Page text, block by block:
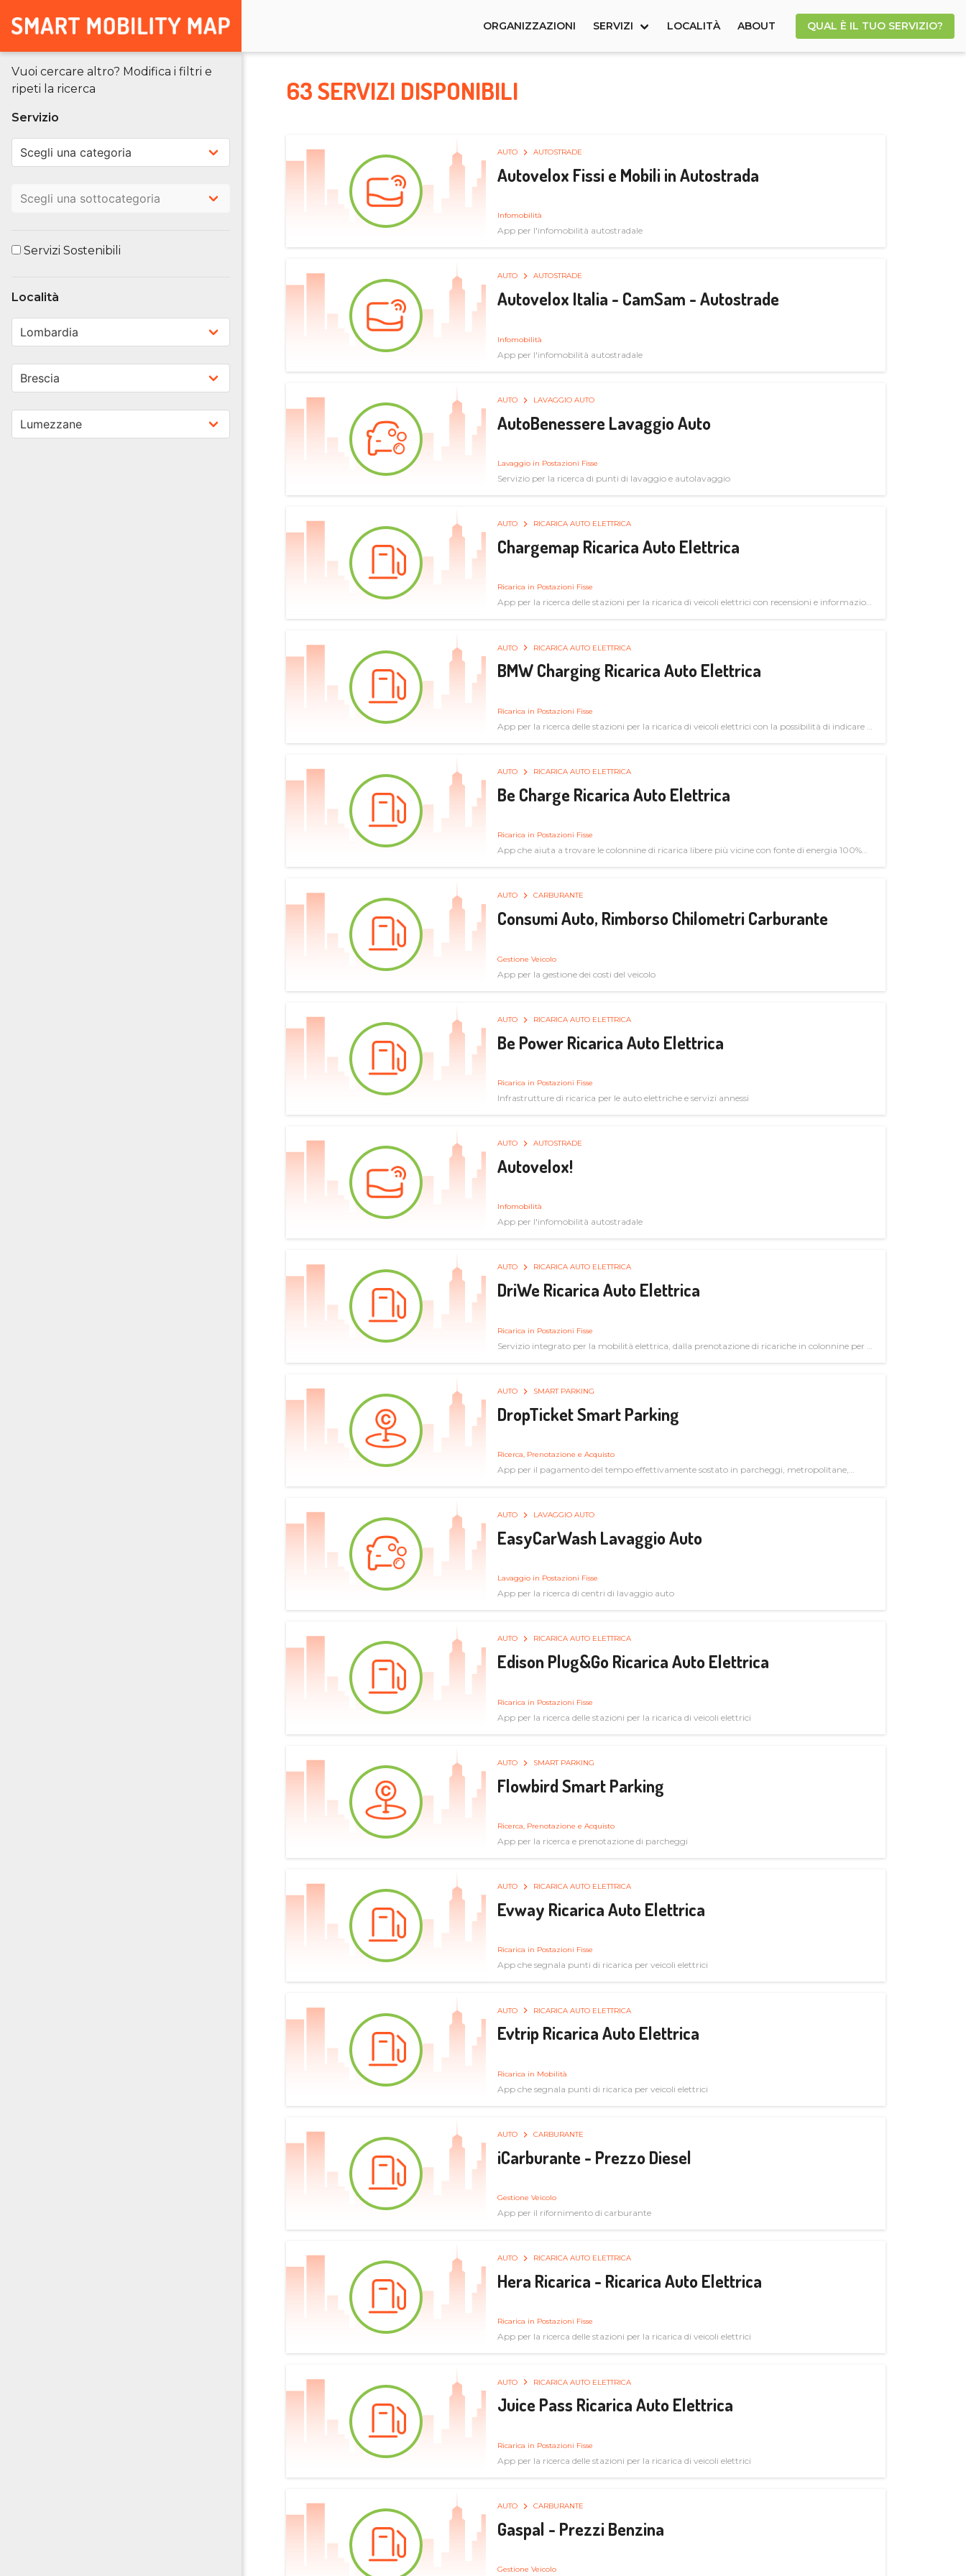
ORGANIZZAZIONI SERVIZI LOCALITÀ ABOUT QUAL È IL TUO SERVIZIO?
Vuoi cercare altro? Modifica i filtri e
ripeti la ricerca
Servizio
Servizi Sostenibili
Località
63 SERVIZI DISPONIBILI
AUTO AUTOSTRADE
Autovelox Fissi e Mobili in Autostrada
Infomobilità
App per l'infomobilità autostradale
AUTO AUTOSTRADE
Autovelox Italia - CamSam - Autostrade
Infomobilità
App per l'infomobilità autostradale
AUTO LAVAGGIO AUTO
AutoBenessere Lavaggio Auto
Lavaggio in Postazioni Fisse
Servizio per la ricerca di punti di lavaggio e autolavaggio
AUTO RICARICA AUTO ELETTRICA
Chargemap Ricarica Auto Elettrica
Ricarica in Postazioni Fisse
App per la ricerca delle stazioni per la ricarica di veicoli elettrici con recensioni e informazioni
AUTO RICARICA AUTO ELETTRICA
BMW Charging Ricarica Auto Elettrica
Ricarica in Postazioni Fisse
App per la ricerca delle stazioni per la ricarica di veicoli elettrici con la possibilità di indicare le
AUTO RICARICA AUTO ELETTRICA
Be Charge Ricarica Auto Elettrica
Ricarica in Postazioni Fisse
App che aiuta a trovare le colonnine di ricarica libere più vicine con fonte di energia 100%
AUTO CARBURANTE
Consumi Auto, Rimborso Chilometri Carburante
Gestione Veicolo
App per la gestione dei costi del veicolo
AUTO RICARICA AUTO ELETTRICA
Be Power Ricarica Auto Elettrica
Ricarica in Postazioni Fisse
Infrastrutture di ricarica per le auto elettriche e servizi annessi
AUTO AUTOSTRADE
Autovelox!
Infomobilità
App per l'infomobilità autostradale
AUTO RICARICA AUTO ELETTRICA
DriWe Ricarica Auto Elettrica
Ricarica in Postazioni Fisse
Servizio integrato per la mobilità elettrica, dalla prenotazione di ricariche in colonnine per il
AUTO SMART PARKING
DropTicket Smart Parking
Ricerca, Prenotazione e Acquisto
App per il pagamento del tempo effettivamente sostato in parcheggi, metropolitane,
AUTO LAVAGGIO AUTO
EasyCarWash Lavaggio Auto
Lavaggio in Postazioni Fisse
App per la ricerca di centri di lavaggio auto
AUTO RICARICA AUTO ELETTRICA
Edison Plug&Go Ricarica Auto Elettrica
Ricarica in Postazioni Fisse
App per la ricerca delle stazioni per la ricarica di veicoli elettrici
AUTO SMART PARKING
Flowbird Smart Parking
Ricerca, Prenotazione e Acquisto
App per la ricerca e prenotazione di parcheggi
AUTO RICARICA AUTO ELETTRICA
Evway Ricarica Auto Elettrica
Ricarica in Postazioni Fisse
App che segnala punti di ricarica per veicoli elettrici
AUTO RICARICA AUTO ELETTRICA
Evtrip Ricarica Auto Elettrica
Ricarica in Mobilità
App che segnala punti di ricarica per veicoli elettrici
AUTO CARBURANTE
iCarburante - Prezzo Diesel
Gestione Veicolo
App per il rifornimento di carburante
AUTO RICARICA AUTO ELETTRICA
Hera Ricarica - Ricarica Auto Elettrica
Ricarica in Postazioni Fisse
App per la ricerca delle stazioni per la ricarica di veicoli elettrici
AUTO RICARICA AUTO ELETTRICA
Juice Pass Ricarica Auto Elettrica
Ricarica in Postazioni Fisse
App per la ricerca delle stazioni per la ricarica di veicoli elettrici
AUTO CARBURANTE
Gaspal - Prezzi Benzina
Gestione Veicolo